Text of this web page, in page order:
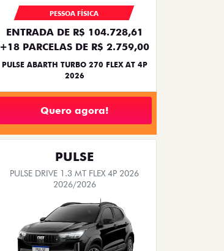
PESSOA FÍSICA
ENTRADA DE R$ 104.728,61
+18 PARCELAS DE R$ 2.759,00
PULSE ABARTH TURBO 270 FLEX AT 4P
2026
Quero agora!
PULSE
PULSE DRIVE 1.3 MT FLEX 4P 2026
2026/2026